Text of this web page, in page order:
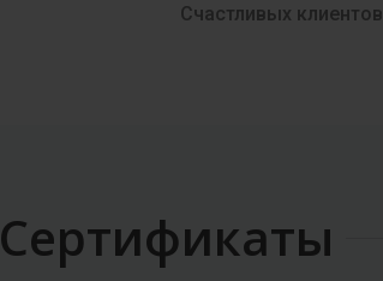
Счастливых клиентов
Сертификаты